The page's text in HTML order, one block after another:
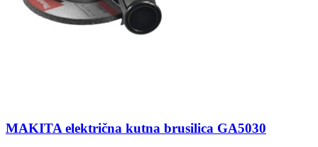
MAKITA električna kutna brusilica GA5030